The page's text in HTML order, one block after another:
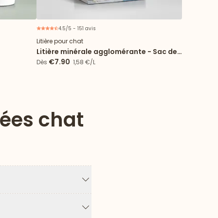
4.5/5 - 151 avis
Litière pour chat
Litière minérale agglomérante - Sac de
5L
Dès €7.90 1,58 €/L
chat
Flèche vers le bas